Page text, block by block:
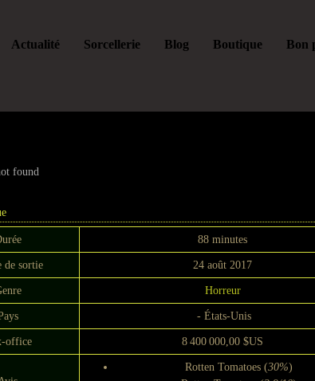
Actualité Sorcellerie Blog Boutique Bon
88 minutes
de sortie 24 août 2017
Horreur
- États-Unis
office 8 400 000,00 $US
Rotten Tomatoes (30%)